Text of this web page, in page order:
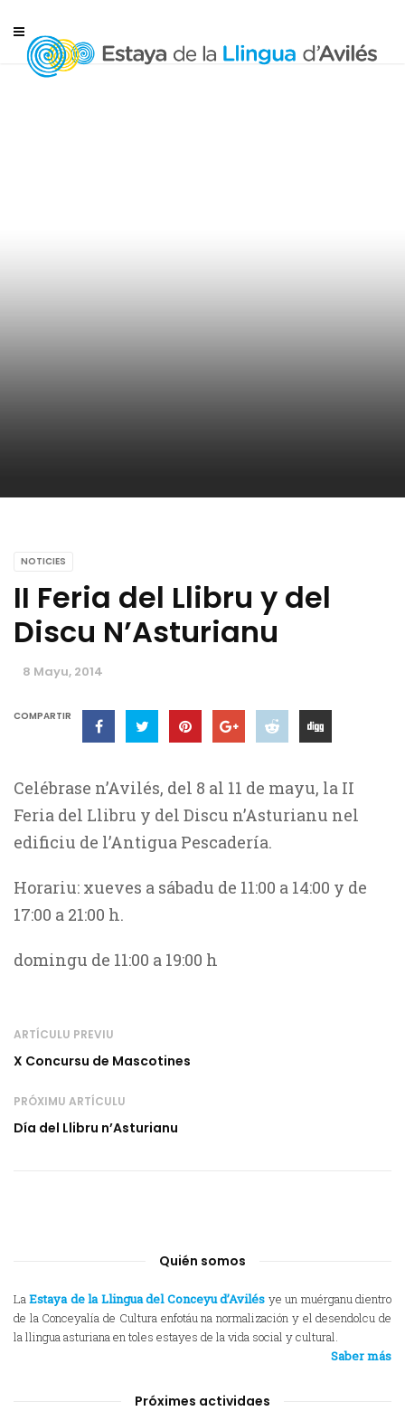
NOTICIES
II Feria del Llibru y del
Discu N’Asturianu
8 Mayu, 2014
COMPARTIR
Celébrase n’Avilés, del 8 al 11 de mayu, la II
Feria del Llibru y del Discu n’Asturianu nel
edificiu de l’Antigua Pescadería.
Horariu: xueves a sábadu de 11:00 a 14:00 y de
17:00 a 21:00 h.
domingu de 11:00 a 19:00 h
ARTÍCULU PREVIU
X Concursu de Mascotines
PRÓXIMU ARTÍCULU
Día del Llibru n’Asturianu
Quién somos
LaEstaya de la Llingua del Conceyu d’Avilés ye un muérganu dientro
de la Conceyalía de Cultura enfotáu na normalización y el desendolcu de
la llingua asturiana en toles estayes de la vida social y cultural.
Saber más
Próximes actividaes